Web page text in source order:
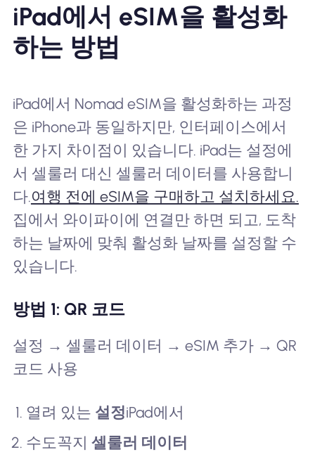
iPad에서 eSIM을 활성화
하는 방법
iPad에서 Nomad eSIM을 활성화하는 과정
은 iPhone과 동일하지만, 인터페이스에서
한 가지 차이점이 있습니다. iPad는 설정에
서 셀룰러 대신 셀룰러 데이터를 사용합니
다.여행 전에 eSIM을 구매하고 설치하세요.
집에서 와이파이에 연결만 하면 되고, 도착
하는 날짜에 맞춰 활성화 날짜를 설정할 수
있습니다.
방법 1: QR 코드
설정 → 셀룰러 데이터 → eSIM 추가 → QR
코드 사용
열려 있는 설정iPad에서
수도꼭지셀룰러 데이터